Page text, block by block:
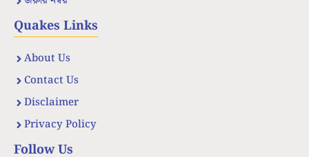
Quakes Links
About Us
Contact Us
Disclaimer
Privacy Policy
Follow Us